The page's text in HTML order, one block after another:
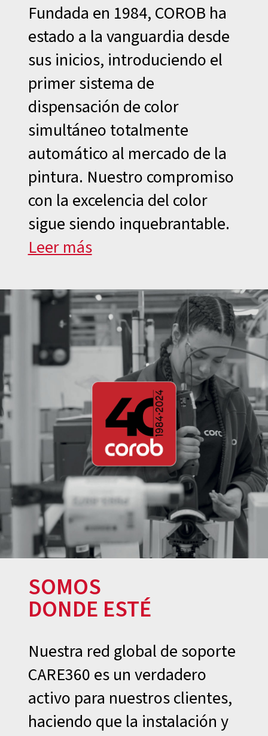
Fundada en 1984, COROB ha
estado a la vanguardia desde
sus inicios, introduciendo el
primer sistema de
dispensación de color
simultáneo totalmente
automático al mercado de la
pintura. Nuestro compromiso
con la excelencia del color
sigue siendo inquebrantable.
Leer más
SOMOS
DONDE ESTÉ
Nuestra red global de soporte
CARE360 es un verdadero
activo para nuestros clientes,
haciendo que la instalación y